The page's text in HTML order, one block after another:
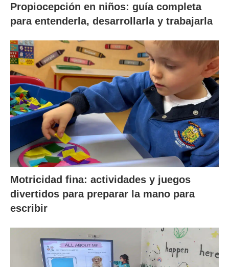
Propiocepción en niños: guía completa
para entenderla, desarrollarla y trabajarla
Motricidad fina: actividades y juegos
divertidos para preparar la mano para
escribir